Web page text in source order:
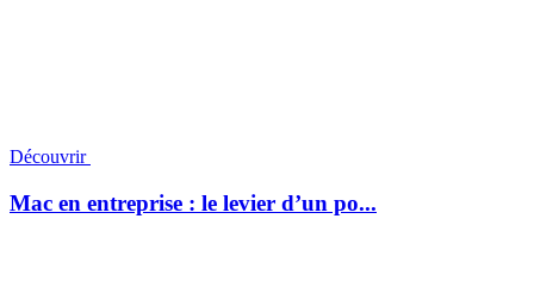
Découvrir
Mac en entreprise : le levier d’un po...